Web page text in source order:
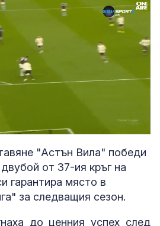
100.00%
"Астън Вила" победи
от 37-ия кръг на
гарантира място в
за следващия сезон.
до ценния успех след